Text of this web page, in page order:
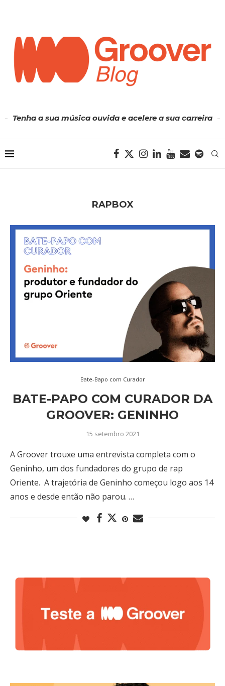
Tenha a sua música ouvida e acelere a sua carreira
RAPBOX
Bate-Bapo com Curador
BATE-PAPO COM CURADOR DA
GROOVER: GENINHO
15 setembro 2021
A Groover trouxe uma entrevista completa com o
Geninho, um dos fundadores do grupo de rap
Oriente. A trajetória de Geninho começou logo aos 14
anos e desde então não parou. …